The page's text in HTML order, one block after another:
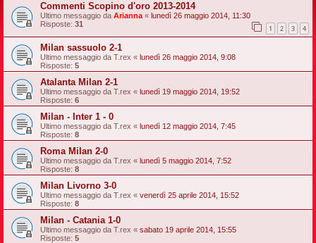
Commenti Scopino d'oro 2013-2014
Ultimo messaggio da Arianna « lunedì 26 maggio 2014, 11:30
Risposte: 31 1 2 3 4
Milan sassuolo 2-1
Ultimo messaggio da T.rex « lunedì 26 maggio 2014, 9:08
Risposte: 5
Atalanta Milan 2-1
Ultimo messaggio da T.rex « lunedì 19 maggio 2014, 19:52
Risposte: 6
Milan - Inter 1 - 0
Ultimo messaggio da T.rex « lunedì 12 maggio 2014, 7:45
Risposte: 8
Roma Milan 2-0
Ultimo messaggio da T.rex « lunedì 5 maggio 2014, 7:52
Risposte: 8
Milan Livorno 3-0
Ultimo messaggio da T.rex « venerdì 25 aprile 2014, 15:52
Risposte: 8
Milan - Catania 1-0
Ultimo messaggio da T.rex « sabato 19 aprile 2014, 15:55
Risposte: 5